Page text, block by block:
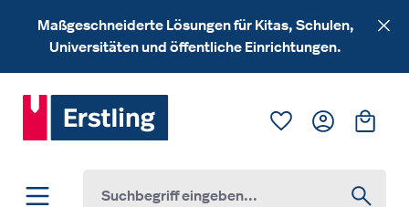
Zum Hauptinhalt springen
Maßgeschneiderte Lösungen für Kitas, Schulen,
Universitäten und öffentliche Einrichtungen.
Du hast 0